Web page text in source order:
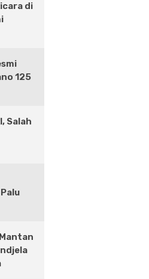
di
125
Salah